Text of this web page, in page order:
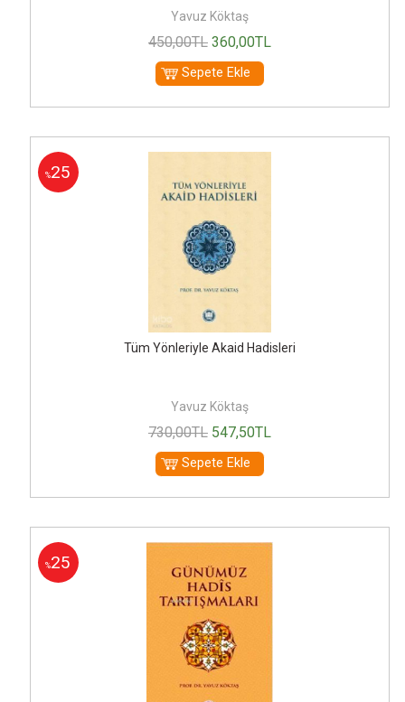
Yavuz Köktaş
450,00TL 360,00TL
Sepete Ekle
%25
Tüm Yönleriyle Akaid Hadisleri
Yavuz Köktaş
730,00TL 547,50TL
Sepete Ekle
%25